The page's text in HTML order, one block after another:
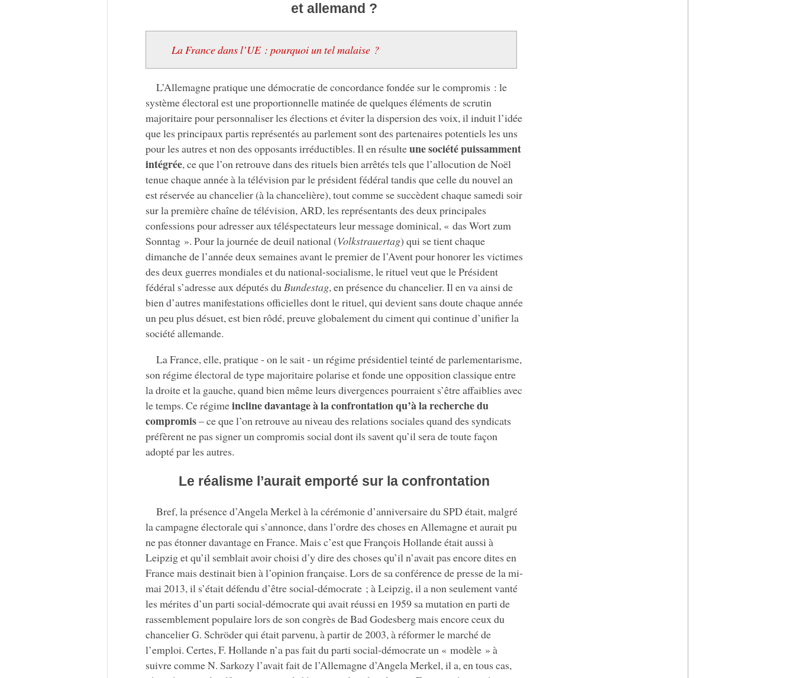
et allemand ?
La France dans l’UE : pourquoi un tel malaise ?
L’Allemagne pratique une démocratie de concordance fondée sur le compromis : le
système électoral est une proportionnelle matinée de quelques éléments de scrutin
majoritaire pour personnaliser les élections et éviter la dispersion des voix, il induit l’idée
que les principaux partis représentés au parlement sont des partenaires potentiels les uns
pour les autres et non des opposants irréductibles. Il en résulteune société puissamment
intégrée, ce que l’on retrouve dans des rituels bien arrêtés tels que l’allocution de Noël
tenue chaque année à la télévision par le président fédéral tandis que celle du nouvel an
est réservée au chancelier (à la chancelière), tout comme se succèdent chaque samedi soir
sur la première chaîne de télévision, ARD, les représentants des deux principales
confessions pour adresser aux téléspectateurs leur message dominical, « das Wort zum
Sonntag ». Pour la journée de deuil national (Volkstrauertag) qui se tient chaque
dimanche de l’année deux semaines avant le premier de l’Avent pour honorer les victimes
des deux guerres mondiales et du national-socialisme, le rituel veut que le Président
fédéral s’adresse aux députés duBundestag, en présence du chancelier. Il en va ainsi de
bien d’autres manifestations officielles dont le rituel, qui devient sans doute chaque année
un peu plus désuet, est bien rôdé, preuve globalement du ciment qui continue d’unifier la
société allemande.
La France, elle, pratique - on le sait - un régime présidentiel teinté de parlementarisme,
son régime électoral de type majoritaire polarise et fonde une opposition classique entre
la droite et la gauche, quand bien même leurs divergences pourraient s’être affaiblies avec
le temps. Ce régimeincline davantage à la confrontation qu’à la recherche du
compromis– ce que l’on retrouve au niveau des relations sociales quand des syndicats
préfèrent ne pas signer un compromis social dont ils savent qu’il sera de toute façon
adopté par les autres.
Le réalisme l’aurait emporté sur la confrontation
Bref, la présence d’Angela Merkel à la cérémonie d’anniversaire du SPD était, malgré
la campagne électorale qui s’annonce, dans l’ordre des choses en Allemagne et aurait pu
ne pas étonner davantage en France. Mais c’est que François Hollande était aussi à
Leipzig et qu’il semblait avoir choisi d’y dire des choses qu’il n’avait pas encore dites en
France mais destinait bien à l’opinion française. Lors de sa conférence de presse de la mi-
mai 2013, il s’était défendu d’être social-démocrate ; à Leipzig, il a non seulement vanté
les mérites d’un parti social-démocrate qui avait réussi en 1959 sa mutation en parti de
rassemblement populaire lors de son congrès de Bad Godesberg mais encore ceux du
chancelier G. Schröder qui était parvenu, à partir de 2003, à réformer le marché de
l’emploi. Certes, F. Hollande n’a pas fait du parti social-démocrate un « modèle » à
suivre comme N. Sarkozy l’avait fait de l’Allemagne d’Angela Merkel, il a, en tous cas,